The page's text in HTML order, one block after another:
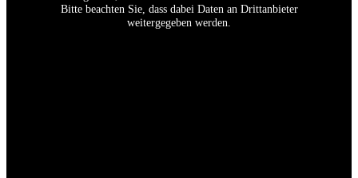
Bitte beachten Sie, dass dabei Daten an Drittanbieter
weitergegeben werden.